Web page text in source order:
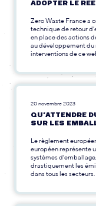
ADOPTER LE
Zero Waste France a
technique de retour
en place des actions
au développement du
interventions de ce
20 novembre 2023
QU’ATTENDRE
SUR LES
Le règlement
européen représente
systèmes
drastiquement les
dans tous les secteurs.